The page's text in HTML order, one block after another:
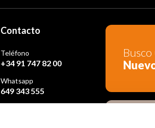
Contacto
Teléfono
+34 91 747 82 00
Whatsapp
649 343 555